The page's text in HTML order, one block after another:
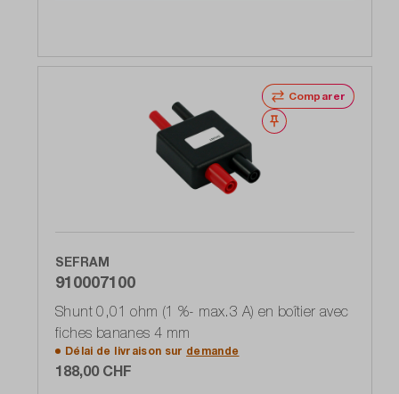
Comparer
Noter
SEFRAM
910007100
Shunt 0,01 ohm (1 %- max.3 A) en boîtier avec
fiches bananes 4 mm
Délai de livraison sur demande
188,00 CHF